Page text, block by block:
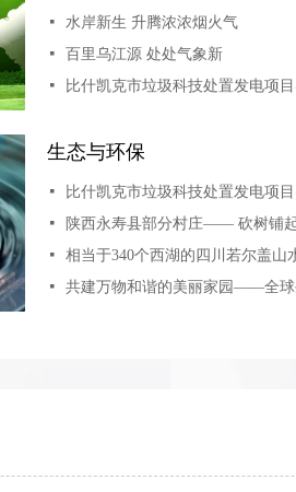
넷
水岸新生 升腾浓浓烟火气
넷
百里乌江源 处处气象新
넷
生态与环保
넷
넷
넷
넷